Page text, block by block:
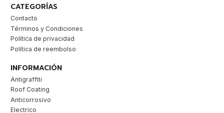
CATEGORÍAS
Contacto
Términos y Condiciones
Política de privacidad
Política de reembolso
INFORMACIÓN
Antigraffiti
Roof Coating
Anticorrosivo
Electrico